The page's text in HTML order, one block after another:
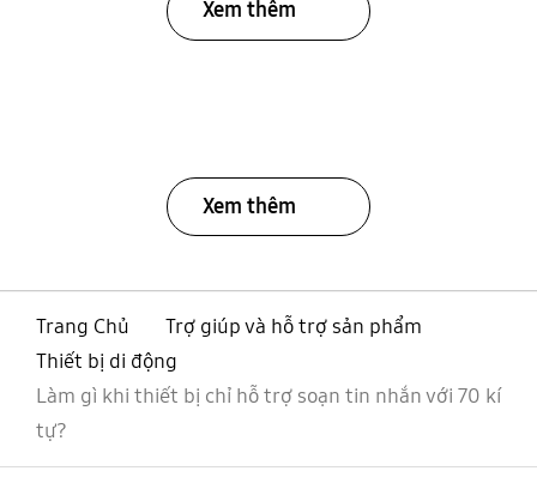
Xem thêm
Xem thêm
Trang Chủ
Trợ giúp và hỗ trợ sản phẩm
Thiết bị di động
Làm gì khi thiết bị chỉ hỗ trợ soạn tin nhắn với 70 kí
tự?